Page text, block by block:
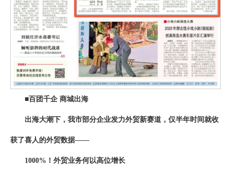
■百团千企 商城出海
出海大潮下，我市部分企业发力外贸新赛道，仅半年时间就收
获了喜人的外贸数据——
1000%！外贸业务何以高位增长